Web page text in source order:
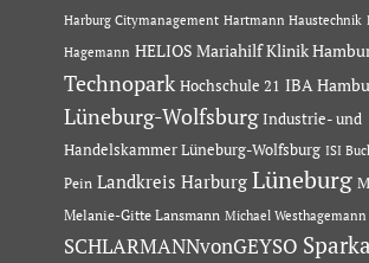
Harburg Citymanagement Hartmann Haustechnik
Hagemann HELIOS Mariahilf Klinik
Technopark Hochschule 21 IBA
Lüneburg-Wolfsburg Industrie- und
Handelskammer Lüneburg-Wolfsburg ISI
Pein Landkreis Harburg Lüneburg
Melanie-Gitte Lansmann Michael Westhagemann
SCHLARMANNvonGEYSO